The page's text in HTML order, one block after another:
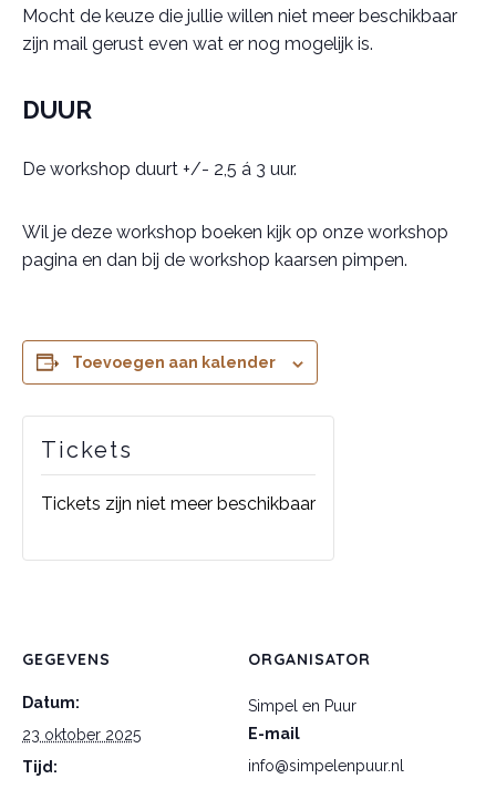
Mocht de keuze die jullie willen niet meer beschikbaar
zijn mail gerust even wat er nog mogelijk is.
DUUR
De workshop duurt +/- 2,5 á 3 uur.
Wil je deze workshop boeken kijk op onze workshop
pagina en dan bij de workshop kaarsen pimpen.
Toevoegen aan kalender
GEGEVENS
Datum:
23 oktober 2025
Tijd:
ORGANISATOR
Simpel en Puur
E-mail
info@simpelenpuur.nl
Tickets
Tickets zijn niet meer beschikbaar